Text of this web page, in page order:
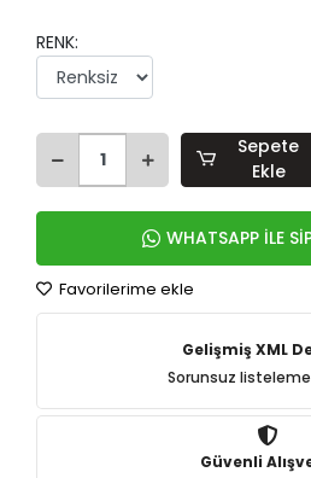
RENK:
Sepete
Ekle
WHATSAPP İLE
Favorilerime ekle
Gelişmiş XML
Sorunsuz
Güvenli